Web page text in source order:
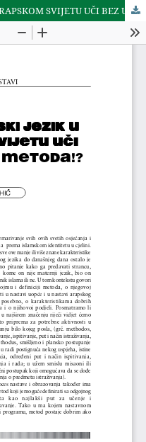
ZAŠTO SE ARAPSKI JEZIK U NEARAPSKOM SVIJETU UČI BEZ UTVRÐENIH METODA!?